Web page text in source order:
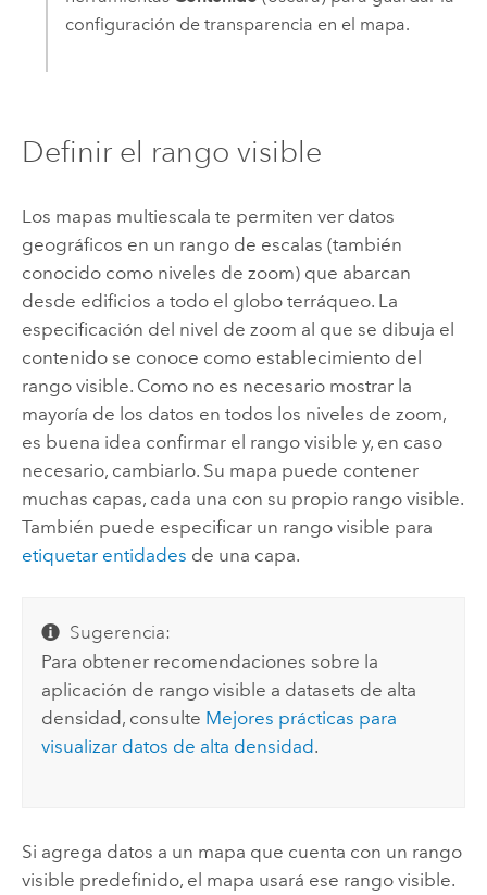
configuración de transparencia en el mapa.
Definir el rango visible
Los mapas multiescala te permiten ver datos
geográficos en un rango de escalas (también
conocido como niveles de zoom) que abarcan
desde edificios a todo el globo terráqueo. La
especificación del nivel de zoom al que se dibuja el
contenido se conoce como establecimiento del
rango visible. Como no es necesario mostrar la
mayoría de los datos en todos los niveles de zoom,
es buena idea confirmar el rango visible y, en caso
necesario, cambiarlo. Su mapa puede contener
muchas capas, cada una con su propio rango visible.
También puede especificar un rango visible para
etiquetar entidades de una capa.
Sugerencia:
Para obtener recomendaciones sobre la
aplicación de rango visible a datasets de alta
densidad, consulte Mejores prácticas para
visualizar datos de alta densidad.
Si agrega datos a un mapa que cuenta con un rango
visible predefinido, el mapa usará ese rango visible.